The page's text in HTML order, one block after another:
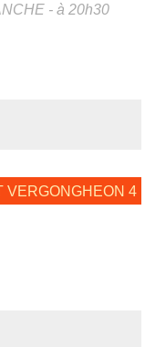
- à 20h30
VERGONGHEON 4